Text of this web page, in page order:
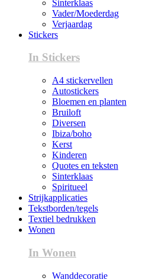
Sinterklaas
Vader/Moederdag
Verjaardag
Stickers
In Stickers
A4 stickervellen
Autostickers
Bloemen en planten
Bruiloft
Diversen
Ibiza/boho
Kerst
Kinderen
Quotes en teksten
Sinterklaas
Spiritueel
Strijkapplicaties
Tekstborden/tegels
Textiel bedrukken
Wonen
In Wonen
Wanddecoratie